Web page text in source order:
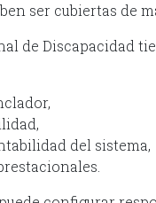
ser cubiertas de
de Discapacidad
del sistema,